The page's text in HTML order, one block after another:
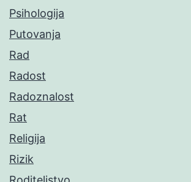
Psihologija
Putovanja
Rad
Radost
Radoznalost
Rat
Religija
Rizik